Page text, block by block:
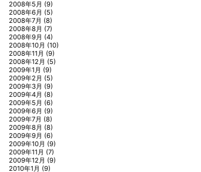
2008年5月 (9)
2008年6月 (5)
2008年7月 (8)
2008年8月 (7)
2008年9月 (4)
2008年10月 (10)
2008年11月 (9)
2008年12月 (5)
2009年1月 (9)
2009年2月 (5)
2009年3月 (9)
2009年4月 (8)
2009年5月 (6)
2009年6月 (9)
2009年7月 (8)
2009年8月 (8)
2009年9月 (6)
2009年10月 (9)
2009年11月 (7)
2009年12月 (9)
2010年1月 (9)